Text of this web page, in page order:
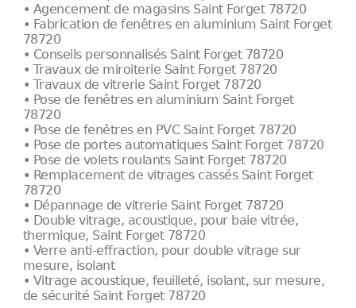
• Agencement de magasins Saint Forget 78720
• Fabrication de fenêtres en aluminium Saint Forget
78720
• Conseils personnalisés Saint Forget 78720
• Travaux de miroiterie Saint Forget 78720
• Travaux de vitrerie Saint Forget 78720
• Pose de fenêtres en aluminium Saint Forget
78720
• Pose de fenêtres en PVC Saint Forget 78720
• Pose de portes automatiques Saint Forget 78720
• Pose de volets roulants Saint Forget 78720
• Remplacement de vitrages cassés Saint Forget
78720
• Dépannage de vitrerie Saint Forget 78720
• Double vitrage, acoustique, pour baie vitrée,
thermique, Saint Forget 78720
• Verre anti-effraction, pour double vitrage sur
mesure, isolant
• Vitrage acoustique, feuilleté, isolant, sur mesure,
de sécurité Saint Forget 78720